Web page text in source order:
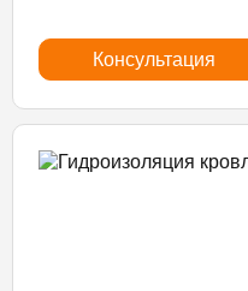
Консультация